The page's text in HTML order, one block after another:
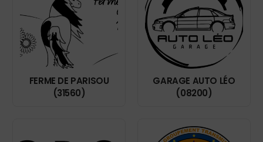
FERME DE PARISOU
(31560)
GARAGE AUTO LÉO
(08200)